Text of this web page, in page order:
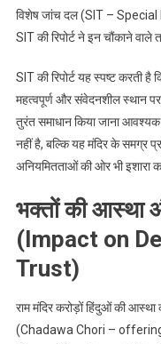
विशेष जांच दल (SIT – Special
SIT की रिपोर्ट ने इन चौंकाने वाले
SIT की रिपोर्ट यह स्पष्ट करती
महत्वपूर्ण और संवेदनशील स्थान पर
तुरंत समाधान किया जाना
नहीं है, बल्कि यह मंदिर के समग्र
अनियमितताओं की ओर भी इशारा
भक्तों की आस्था
(Impact on
Trust)
राम मंदिर करोड़ों हिंदुओं की
(Chadawa Chori –